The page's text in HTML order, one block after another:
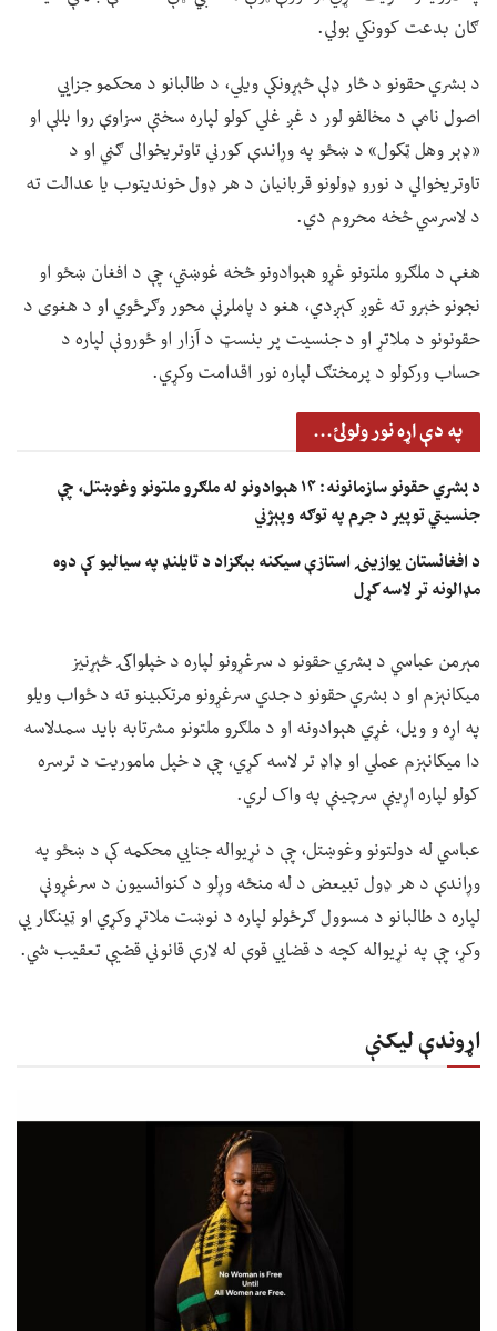
ګان بدعت کوونکي بولي.
د بشري حقونو د څار ډلې څېړونکې ویلي، د طالبانو د محکمو جزايي
اصول نامې د مخالفو لور د غږ غلي کولو لپاره سختې سزاوې روا بللې او
«ډېر وهل ټکول» د ښځو په وړاندې کورني تاوتریخوالی ګڼي او د
تاوتریخوالي د نورو ډولونو قربانیان د هر ډول خوندیتوب یا عدالت ته
د لاسرسي څخه محروم دي.
هغې د ملګرو ملتونو غړو هېوادونو څخه غوښتي، چې د افغان ښځو او
نجونو خبرو ته غوږ کېږدي، هغو د پاملرنې محور وګرځوي او د هغوی د
حقونونو د ملاتړ او د جنسیت پر بنسټ د آزار او ځورونې لپاره د
حساب ورکولو د پرمختګ لپاره نور اقدامت وکړي.
په دې اړه نور ولولئ...
د بشري حقونو سازمانونه: ۱۴ هېوادونو له ملګرو ملتونو وغوښتل، چې
جنسیتي توپير د جرم په توګه وپېژني
د افغانستان یوازینۍ استازې سیکنه بېګزاد د تایلنډ په سیالیو کې دوه
مډالونه تر لاسه کړل
مېرمن عباسي د بشري حقونو د سرغړونو لپاره د خپلواکۍ څېړنیز
میکانېزم او د بشري حقونو د جدي سرغړونو مرتکبینو ته د ځواب ویلو
په اړه و ویل، غړي هېوادونه او د ملګرو ملتونو مشرتابه باید سمدلاسه
دا میکانېزم عملي او ډاډ تر لاسه کړي، چې د خپل ماموریت د ترسره
کولو لپاره اړینې سرچینې په واک لري.
عباسي له دولتونو وغوښتل، چې د نړیواله جنايي محکمه کې د ښځو په
وړاندې د هر ډول تبیعض د له منځه وړلو د کنوانسیون د سرغړونې
لپاره د طالبانو د مسوول ګرځولو لپاره د نوښت ملاتړ وکړي او ټینګار یې
وکړ، چې په نړیواله کچه د قضايي قوې له لارې قانوني قضیې تعقیب شي.
اړوندې لیکنې